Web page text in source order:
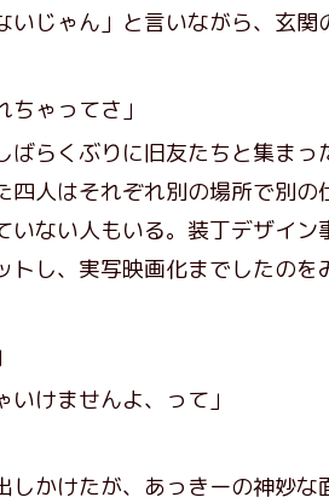
じゃん」と言いながら、玄関
ちゃってさ」
らくぶりに旧友たちと集ま
四人はそれぞれ別の場所で別
いない人もいる。装丁デザイ
トし、実写映画化までしたの
いけませんよ、って」
かけたが、あっきーの神妙